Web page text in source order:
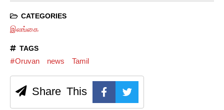
CATEGORIES
இலங்கை
TAGS
#Oruvan news Tamil
Share This